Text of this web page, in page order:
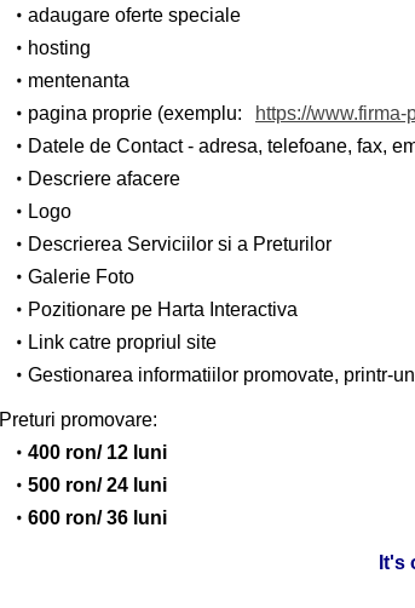
adaugare oferte speciale
hosting
mentenanta
pagina proprie (exemplu:
https://
Datele de Contact - adresa, telefoane, fax,
Descriere afacere
Logo
Descrierea Serviciilor si a Preturilor
Galerie Foto
Pozitionare pe Harta Interactiva
Link catre propriul site
Gestionarea informatiilor promovate, printr-
Preturi promovare:
400 ron/ 12 luni
500 ron/ 24 luni
600 ron/ 36 luni
It's